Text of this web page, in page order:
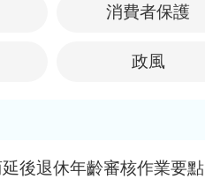
消費者保護
政風
後退休年齡審核作業要點